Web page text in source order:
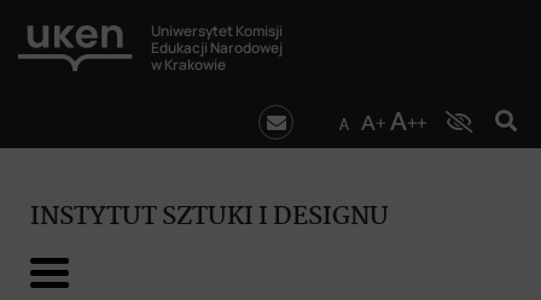
Uniwersytet Komisji
Edukacji Narodowej
w Krakowie
INSTYTUT SZTUKI I DESIGNU